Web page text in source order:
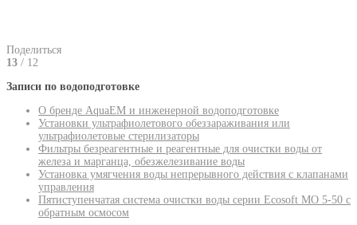
Поделиться
13 / 12
Записи по водоподготовке
О бренде AquaEM и инженерной водоподготовке
Установки ультрафиолетового обеззараживания или
ультрафиолетовые стерилизаторы
Фильтры безреагентные и реагентные для очистки воды от
железа и марганца, обезжелезивание воды
Установка умягчения воды непрерывного действия с клапанами
управления
Пятиступенчатая система очистки воды серии Ecosoft MO 5-50 с
обратным осмосом